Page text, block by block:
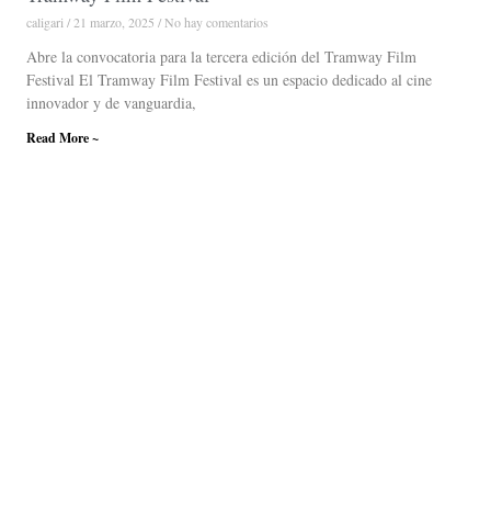
caligari 21 marzo, 2025 No hay comentarios
Abre la convocatoria para la tercera edición del Tramway Film
Festival El Tramway Film Festival es un espacio dedicado al cine
innovador y de vanguardia,
Read More ~